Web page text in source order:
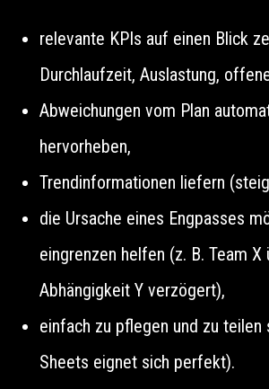
relevante KPIs auf einen Blick
Durchlaufzeit, Auslastung,
Abweichungen vom Plan
hervorheben,
Trendinformationen liefern
die Ursache eines Engpasses
eingrenzen helfen (z. B. Team X
Abhängigkeit Y verzögert),
einfach zu pflegen und zu teilen
Sheets eignet sich perfekt).